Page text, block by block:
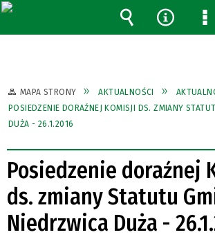
MAPA STRONY AKTUALNOŚCI
POSIEDZENIE DORAŹNEJ KOMISJI DS. ZMIANY
DUŻA - 26.1.2016
Posiedzenie doraźnej
ds. zmiany Statutu
Niedrzwica Duża -
Wyszukiwarka